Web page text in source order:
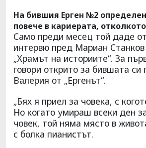
На бившия Ерген №2
повече в кариерата,
Само преди месец той даде
интервю пред Мариан
„Храмът на историите“. За
говори открито за бившата си
Валерия от „Ергенът“.
„Бях я приел за човека, с
Но когато умираш всеки ден
човек, той няма място в
с болка пианистът.